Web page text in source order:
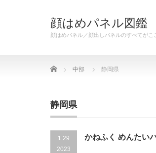
顔はめパネル図鑑
顔はめパネル／顔出しパネルのすべてがこ
Home 中部 静岡県
静岡県
1.29
2023
かねふく めんたい